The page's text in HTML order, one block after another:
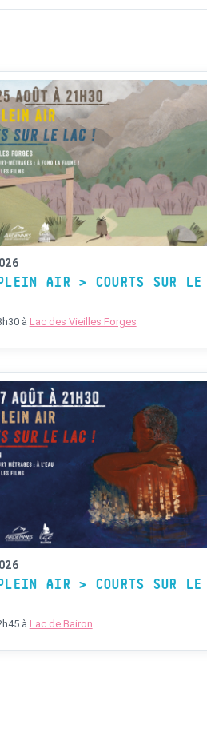
AIR > COURTS SUR LE
à Lac des Vieilles Forges
AIR > COURTS SUR LE
à Lac de Bairon